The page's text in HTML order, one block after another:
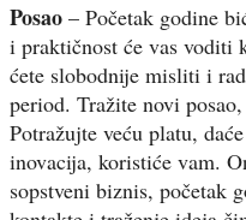
Posao – Početak godine
i praktičnost će vas voditi
ćete slobodnije misliti i
period. Tražite novi
Potražujte veću platu,
inovacija, koristiće vam.
sopstveni biznis, početak